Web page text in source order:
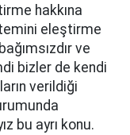
hakkına
eleştirme
ve
bizler de kendi
verildiği
bu ayrı konu.